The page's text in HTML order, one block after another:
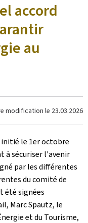
accord
au
modification le 23.03.2026
initié le 1er octobre
à sécuriser l'avenir
par les différentes
du comité de
signées
Marc Spautz, le
et du Tourisme,